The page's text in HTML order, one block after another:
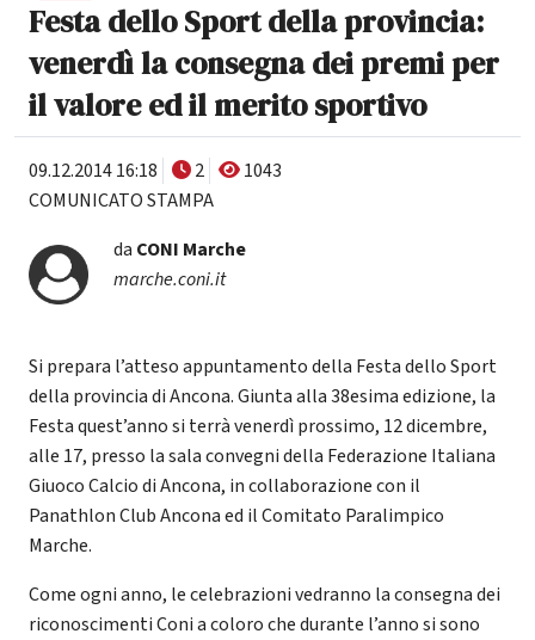
Festa dello Sport della provincia:
venerdì la consegna dei premi per
il valore ed il merito sportivo
09.12.2014 16:18 2
1043
COMUNICATO STAMPA
da CONI Marche
marche.coni.it
Si prepara l’atteso appuntamento della Festa dello Sport
della provincia di Ancona. Giunta alla 38esima edizione, la
Festa quest’anno si terrà venerdì prossimo, 12 dicembre,
alle 17, presso la sala convegni della Federazione Italiana
Giuoco Calcio di Ancona, in collaborazione con il
Panathlon Club Ancona ed il Comitato Paralimpico
Marche.
Come ogni anno, le celebrazioni vedranno la consegna dei
riconoscimenti Coni a coloro che durante l’anno si sono